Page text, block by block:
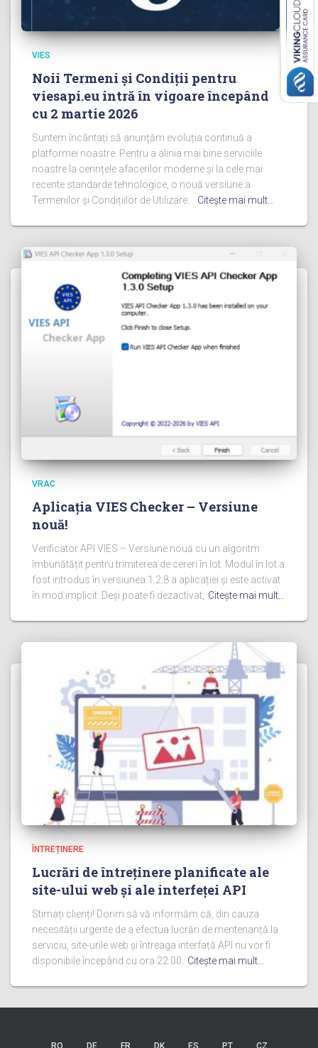
VIES
Noii Termeni și Condiții pentru
viesapi.eu intră în vigoare începând
cu 2 martie 2026
Suntem încântați să anunțăm evoluția continuă a
platformei noastre. Pentru a alinia mai bine serviciile
noastre la cerințele afacerilor moderne și la cele mai
recente standarde tehnologice, o nouă versiune a
Termenilor și Condițiilor de Utilizare...
Citeşte mai mult…
VRAC
Aplicația VIES Checker – Versiune
nouă!
Verificator API VIES – Versiune nouă cu un algoritm
îmbunătățit pentru trimiterea de cereri în lot. Modul în lot a
fost introdus în versiunea 1.2.8 a aplicației și este activat
în mod implicit. Deși poate fi dezactivat, Citeşte mai mult…
ÎNTREȚINERE
Lucrări de întreținere planificate ale
site-ului web și ale interfeței API
Stimați clienți! Dorim să vă informăm că, din cauza
necesității urgente de a efectua lucrări de mentenanță la
serviciu, site-urile web și întreaga interfață API nu vor fi
disponibile începând cu ora 22:00. Citeşte mai mult…